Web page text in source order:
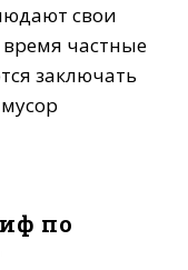
свои
частные
заключать
по